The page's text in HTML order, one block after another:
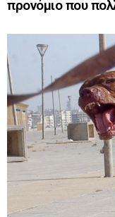
προνόμιο που